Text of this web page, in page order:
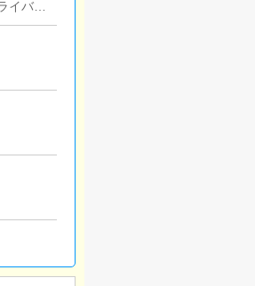
バー
す。ガ